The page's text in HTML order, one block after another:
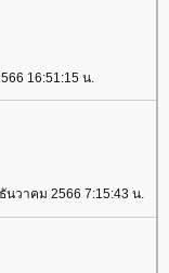
16:51:15 น.
นวาคม 2566 7:15:43 น.